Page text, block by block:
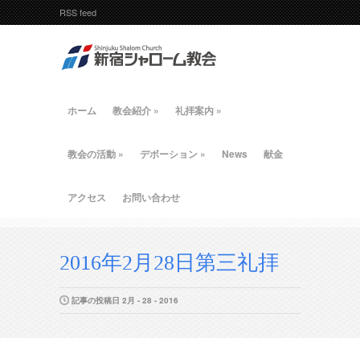
RSS feed
ホーム 教会紹介 » 礼拝案内 »
教会の活動 » デボーション » News 献金
アクセス お問い合わせ
2016年2月28日第三礼拝
記事の投稿日 2月 - 28 - 2016